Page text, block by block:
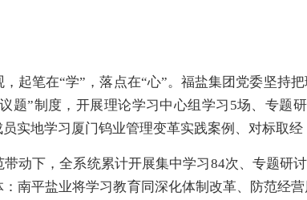
起笔在“学”，落点在“心”。福盐集团党委坚持
题”制度，开展理论学习中心组学习5场、专题
实地学习 厦门钨业管理变革实践案例、对标取
动下，全系统累计开展集中学习84次、专题研
南平盐业将学习教育同深化体制改革、防范经